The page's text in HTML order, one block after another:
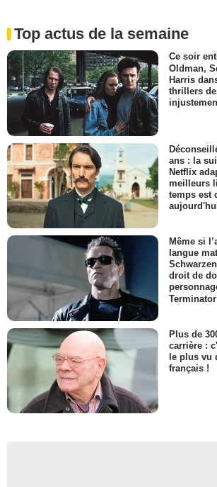
Top actus de la semaine
Ce soir
Oldman,
Harris
thrillers
ans : la
Netflix
meilleurs
temps est
Même si
langue
droit de
Terminator
Plus de
carrière :
le plus vu
français !